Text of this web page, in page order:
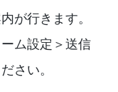
が行きます。
ム設定＞送信
さい。